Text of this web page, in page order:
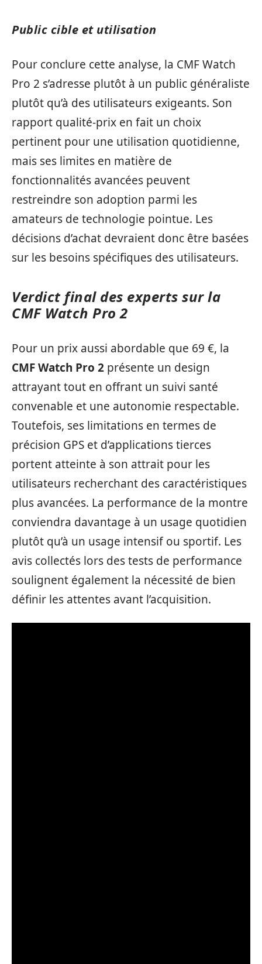
Public cible et utilisation
Pour conclure cette analyse, la CMF Watch
Pro 2 s’adresse plutôt à un public généraliste
plutôt qu’à des utilisateurs exigeants. Son
rapport qualité-prix en fait un choix
pertinent pour une utilisation quotidienne,
mais ses limites en matière de
fonctionnalités avancées peuvent
restreindre son adoption parmi les
amateurs de technologie pointue. Les
décisions d’achat devraient donc être basées
sur les besoins spécifiques des utilisateurs.
Verdict final des experts sur la
CMF Watch Pro 2
Pour un prix aussi abordable que 69 €, la
CMF Watch Pro 2 présente un design
attrayant tout en offrant un suivi santé
convenable et une autonomie respectable.
Toutefois, ses limitations en termes de
précision GPS et d’applications tierces
portent atteinte à son attrait pour les
utilisateurs recherchant des caractéristiques
plus avancées. La performance de la montre
conviendra davantage à un usage quotidien
plutôt qu’à un usage intensif ou sportif. Les
avis collectés lors des tests de performance
soulignent également la nécessité de bien
définir les attentes avant l’acquisition.